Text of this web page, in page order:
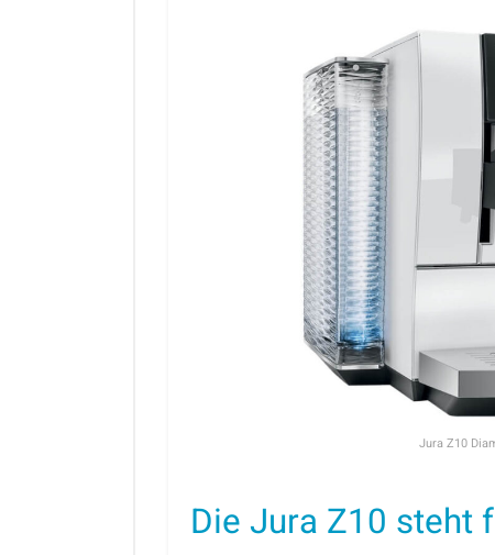
Jura Z10
Die Jura Z10 steht